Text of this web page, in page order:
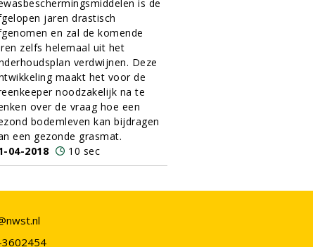
is de
jaren drastisch
en zal de komende
zelfs helemaal uit het
verdwijnen. Deze
maakt het voor de
noodzakelijk na te
over de vraag hoe een
bodemleven kan bijdragen
een gezonde grasmat.
04-2018
10 sec